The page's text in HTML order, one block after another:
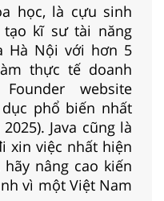
học, là cựu sinh
kĩ sư tài năng
Hà Nội với hơn 5
thực tế doanh
website
phổ biến nhất
Java cũng là
xin việc nhất hiện
nâng cao kiến
vì một Việt Nam